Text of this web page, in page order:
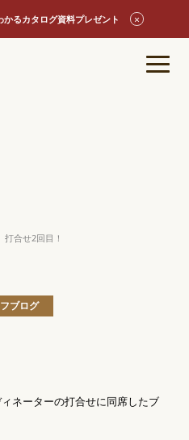
るカタログ資料プレゼント
打合せ2回目！
ブログ
ネーターの打合せに同席したブ